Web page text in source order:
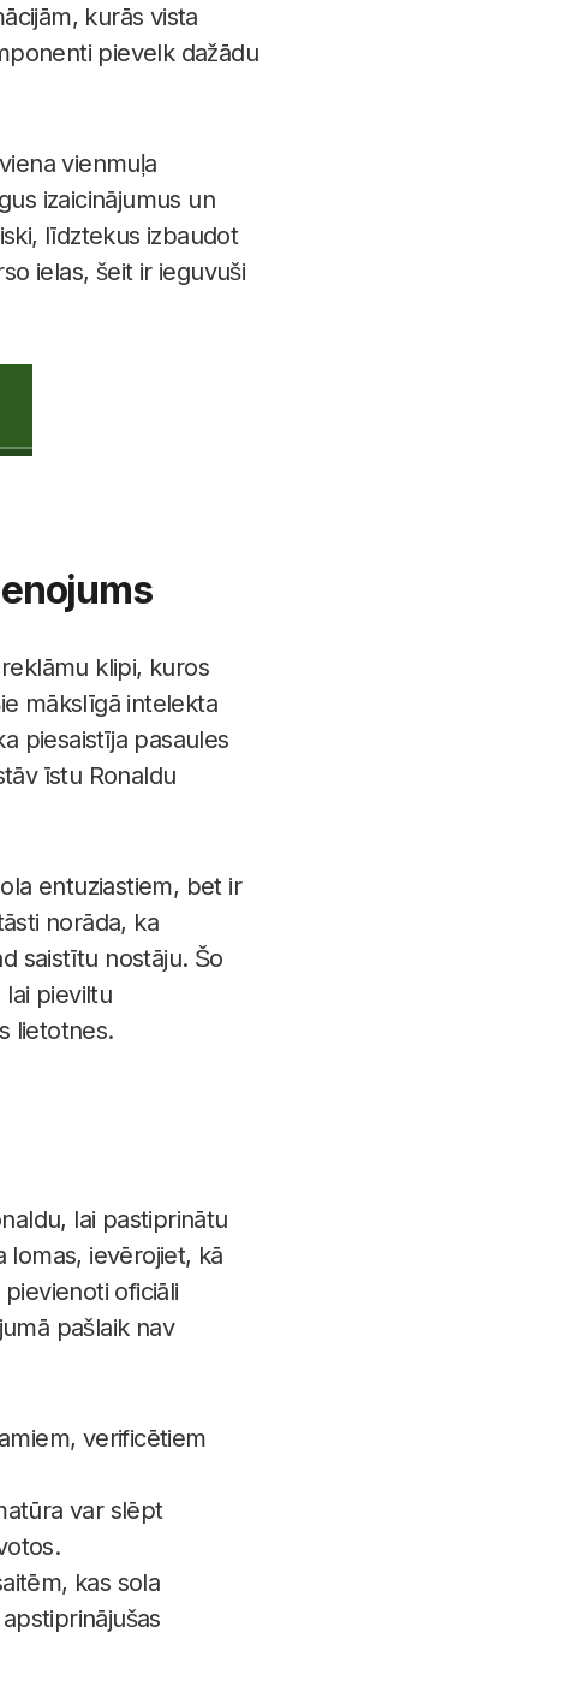
kurās vista
pievelk dažādu
vienmuļa
izaicinājumus un
līdztekus izbaudot
ielas, šeit ir ieguvuši
klipi, kuros
mākslīgā intelekta
piesaistīja pasaules
īstu Ronaldu
entuziastiem, bet ir
norāda, ka
saistītu nostāju. Šo
pieviltu
lietotnes.
lai pastiprinātu
lomas, ievērojiet, kā
oficiāli
pašlaik nav
verificētiem
var slēpt
kas sola